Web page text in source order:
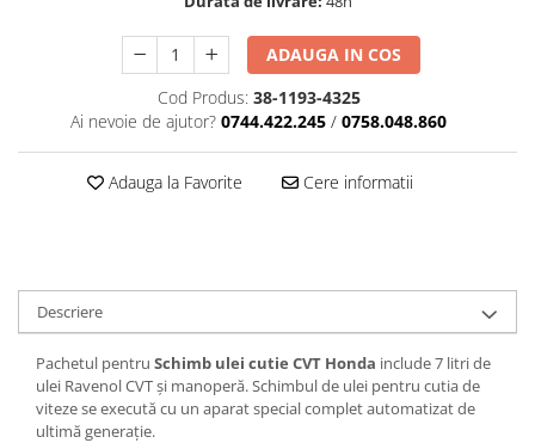
ADAUGA IN COS
Cod Produs: 38-1193-4325
Ai nevoie de ajutor? 0744.422.245 / 0758.048.860
Adauga la Favorite Cere informatii
Descriere
Pachetul pentru Schimb ulei cutie CVT Honda include 7 litri de
ulei Ravenol CVT și manoperă. Schimbul de ulei pentru cutia de
viteze se execută cu un aparat special complet automatizat de
ultimă generație.